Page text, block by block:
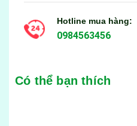
Hotline mua hàng:
0984563456
Có thể bạn thích